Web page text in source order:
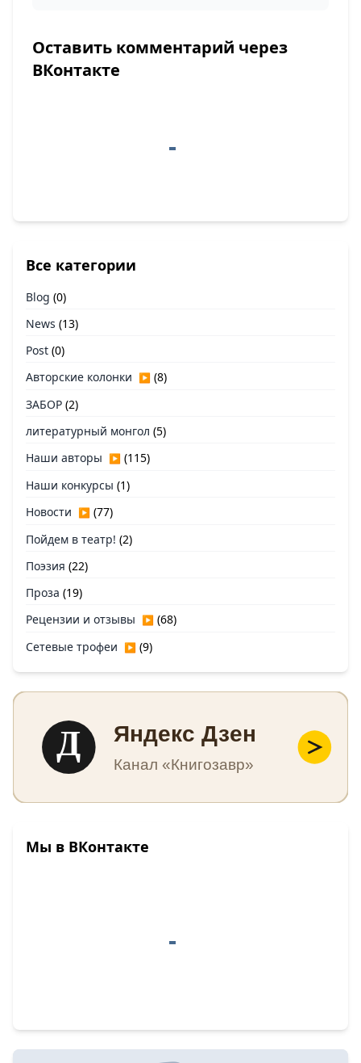
Оставить комментарий через
ВКонтакте
Все категории
Blog (0)
News (13)
Post (0)
Авторские колонки ▶ (8)
ЗАБОР (2)
литературный монгол (5)
Наши авторы ▶ (115)
Наши конкурсы (1)
Новости ▶ (77)
Пойдем в театр! (2)
Поэзия (22)
Проза (19)
Рецензии и отзывы ▶ (68)
Сетевые трофеи ▶ (9)
Д Яндекс Дзен
Канал «Книгозавр»
Мы в ВКонтакте